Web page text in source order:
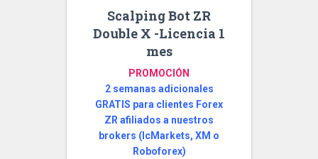
Scalping Bot ZR
Double X -Licencia 1
mes
PROMOCIÓN
2 semanas adicionales
GRATIS para clientes Forex
ZR afiliados a nuestros
brokers (IcMarkets, XM o
Roboforex)